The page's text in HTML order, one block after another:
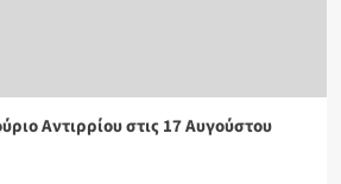
Αντιρρίου στις 17 Αυγούστου